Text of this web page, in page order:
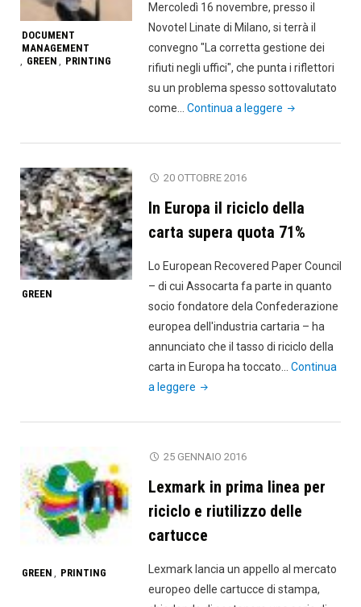
DOCUMENT
MANAGEMENT
, GREEN , PRINTING
Mercoledì 16 novembre, presso il
Novotel Linate di Milano, si terrà il
convegno "La corretta gestione dei
rifiuti negli uffici", che punta i riflettori
su un problema spesso sottovalutato
come…Continua a leggere "La
gestione
negli
uffici"
GREEN
20 OTTOBRE 2016
In Europa il riciclo della
carta supera quota 71%
Lo European Recovered Paper Council
– di cui Assocarta fa parte in quanto
socio fondatore dela Confederazione
europea dell'industria cartaria – ha
annunciato che il tasso di riciclo della
carta in Europa ha toccato…Continua
a leggere "In
il
carta
supera
GREEN , PRINTING
25 GENNAIO 2016
Lexmark in prima linea per
riciclo e riutilizzo delle
cartucce
Lexmark lancia un appello al mercato
europeo delle cartucce di stampa,